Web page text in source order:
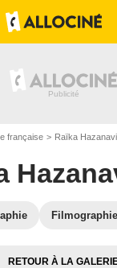
française Raïka
Filmographie
RETOUR À LA